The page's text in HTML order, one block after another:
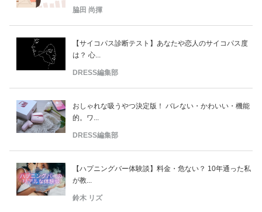
脇田 尚揮
【サイコパス診断テスト】あなたや恋人のサイコパス度
は？ 心...
DRESS編集部
おしゃれな吸うやつ決定版！ バレない・かわいい・機能
的。ワ...
DRESS編集部
【ハプニングバー体験談】料金・危ない？ 10年通った私
が教...
鈴木 リズ